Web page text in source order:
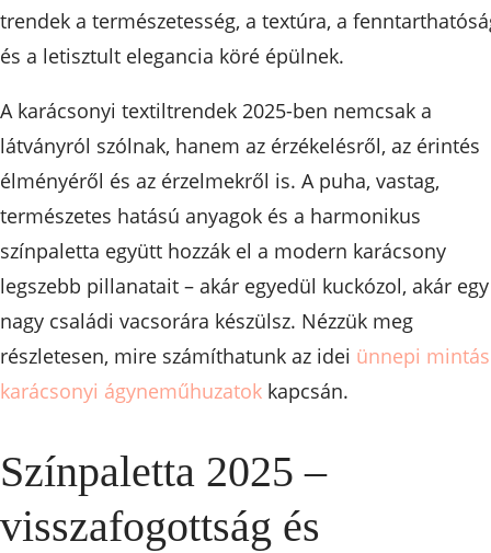
trendek a természetesség, a textúra, a
és a letisztult elegancia köré épülnek.
A karácsonyi textiltrendek 2025-ben nemcsak a
látványról szólnak, hanem az érzékelésről, az érintés
élményéről és az érzelmekről is. A puha, vastag,
természetes hatású anyagok és a harmonikus
színpaletta együtt hozzák el a modern karácsony
legszebb pillanatait – akár egyedül kuckózol, akár egy
nagy családi vacsorára készülsz. Nézzük meg
részletesen, mire számíthatunk az idei ünnepi mintás
karácsonyi ágyneműhuzatok kapcsán.
Színpaletta 2025 –
visszafogottság és